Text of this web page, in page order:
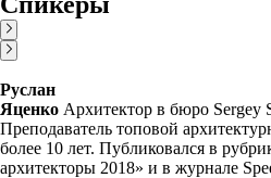
Руслан
Яценко Архитектор в бюро Sergey
Преподаватель топовой
более 10 лет. Публиковался в
архитекторы 2018» и в журнале